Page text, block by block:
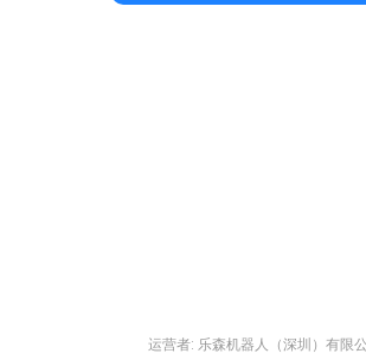
运营者: 乐森机器人（深圳）有限